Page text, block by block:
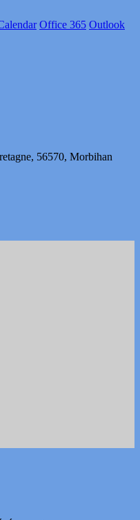
Office 365 Outlook
56570, Morbihan